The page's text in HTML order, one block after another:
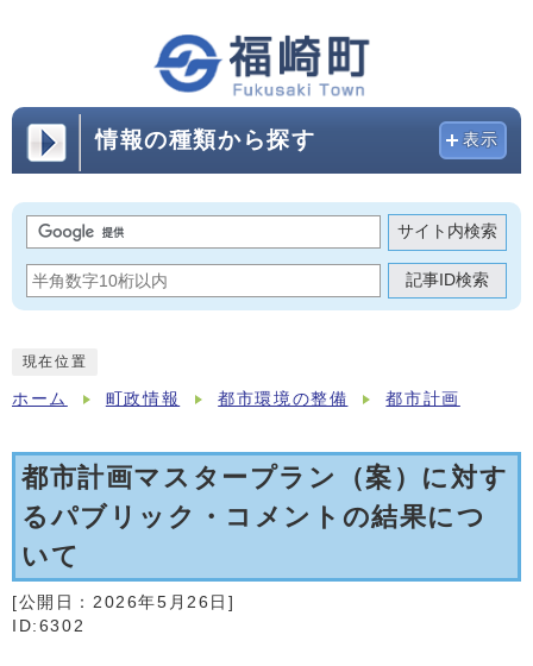
情報の種類から探す 表示
サイト内検索
記事ID検索
現在位置
ホーム 町政情報 都市環境の整備 都市計画
都市計画マスタープラン（案）に対す
るパブリック・コメントの結果につ
いて
[公開日： 2026年5月26日 ]
ID:6302